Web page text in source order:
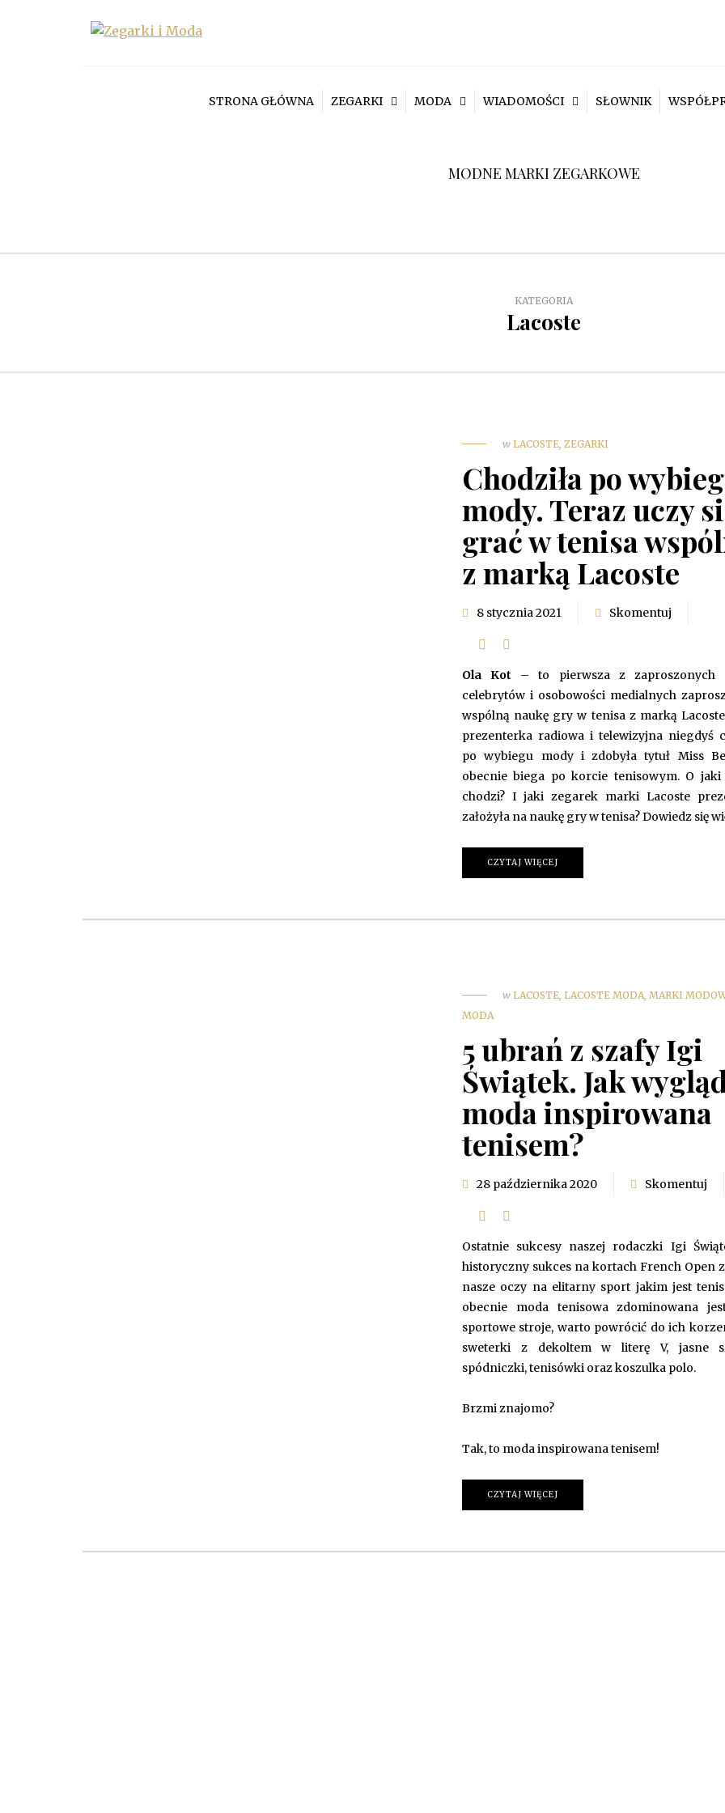
STRONA GŁÓWNA ZEGARKI MODA WIADOMOŚCI SŁOWNIK
MODNE MARKI ZEGARKOWE
KATEGORIA
Lacoste
w LACOSTE ZEGARKI
Chodziła po
mody. Teraz uczy
grać w tenisa
z marką Lacoste
8 stycznia 2021 Skomentuj
Ola Kot – to pierwsza z zaproszonych
celebrytów i osobowości medialnych
wspólną naukę gry w tenisa z marką
prezenterka radiowa i telewizyjna niegdyś
po wybiegu mody i zdobyła tytuł Miss
obecnie biega po korcie tenisowym. O
chodzi? I jaki zegarek marki Lacoste
założyła na naukę gry w tenisa? Dowiedz się
CZYTAJ WIĘCEJ
w LACOSTE LACOSTE MODA MARKI
MODA
5 ubrań z szafy Igi
Świątek. Jak
moda inspirowana
tenisem?
28 października 2020 Skomentuj
Ostatnie sukcesy naszej rodaczki Igi
historyczny sukces na kortach French Open
nasze oczy na elitarny sport jakim jest
obecnie moda tenisowa zdominowana
sportowe stroje, warto powrócić do ich
sweterki z dekoltem w literę V, jasne
spódniczki, tenisówki oraz koszulka polo.
Brzmi znajomo?
Tak, to moda inspirowana tenisem!
CZYTAJ WIĘCEJ